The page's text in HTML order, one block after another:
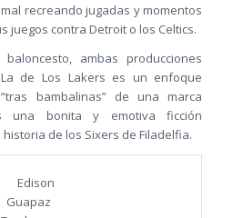
recreando jugadas y momentos
juegos contra Detroit o los Celtics.
ambas producciones
de Los Lakers es un enfoque
bambalinas” de una marca
una bonita y emotiva ficción
de los Sixers de Filadelfia.